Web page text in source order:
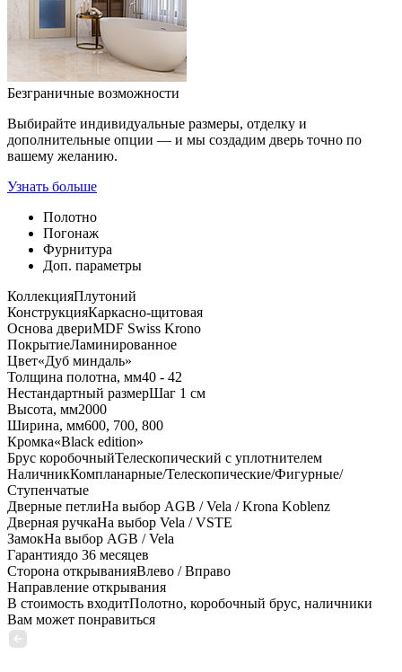
Безграничные возможности
Выбирайте индивидуальные размеры, отделку и
дополнительные опции — и мы создадим дверь точно по
вашему желанию.
Узнать больше
Полотно
Погонаж
Фурнитура
Доп. параметры
КоллекцияПлутоний
КонструкцияКаркасно-щитовая
Основа двериMDF Swiss Krono
ПокрытиеЛаминированное
Цвет«Дуб миндаль»
Толщина полотна, мм40 - 42
Нестандартный размерШаг 1 см
Высота, мм2000
Ширина, мм600, 700, 800
Кромка«Black edition»
Брус коробочныйТелескопический с уплотнителем
НаличникКомпланарные/Телескопические/Фигурные/
Ступенчатые
Дверные петлиНа выбор AGB / Vela / Krona Koblenz
Дверная ручкаНа выбор Vela / VSTE
ЗамокНа выбор AGB / Vela
Гарантиядо 36 месяцев
Сторона открыванияВлево / Вправо
Направление открывания
В стоимость входитПолотно, коробочный брус, наличники
Вам может понравиться